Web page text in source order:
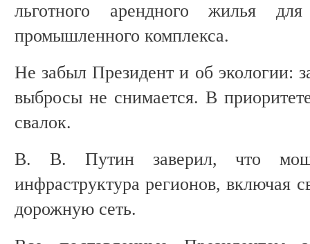
льготного арендного жилья
промышленного комплекса.
Не забыл Президент и об экологии:
выбросы не снимается. В
свалок.
В. В. Путин заверил, что
инфраструктура регионов, включая
дорожную сеть.